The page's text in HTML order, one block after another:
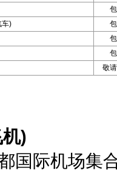
车)
敬
)
国际机场集